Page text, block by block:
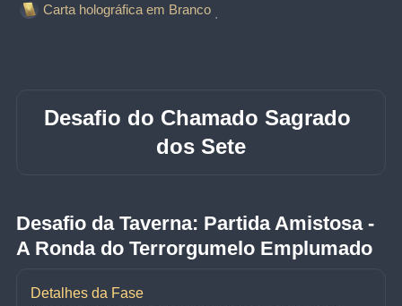
Carta holográfica em Branco .
Desafio do Chamado Sagrado
dos Sete
Desafio da Taverna: Partida Amistosa -
A Ronda do Terrorgumelo Emplumado
Detalhes da Fase